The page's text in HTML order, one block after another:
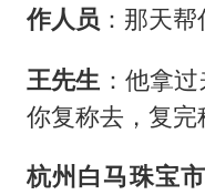
作人员 ：那天
王先生 ：他拿
你复称去，复完
杭州白马珠宝